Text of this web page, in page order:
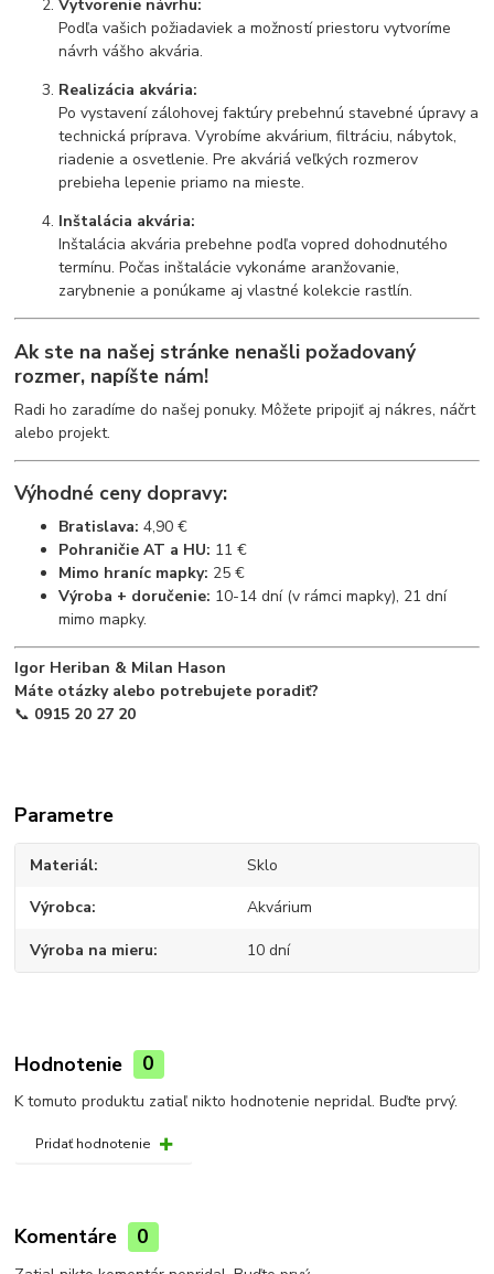
Vytvorenie návrhu:
Podľa vašich požiadaviek a možností priestoru vytvoríme
návrh vášho akvária.
Realizácia akvária:
Po vystavení zálohovej faktúry prebehnú stavebné úpravy a
technická príprava. Vyrobíme akvárium, filtráciu, nábytok,
riadenie a osvetlenie. Pre akváriá veľkých rozmerov
prebieha lepenie priamo na mieste.
Inštalácia akvária:
Inštalácia akvária prebehne podľa vopred dohodnutého
termínu. Počas inštalácie vykonáme aranžovanie,
zarybnenie a ponúkame aj vlastné kolekcie rastlín.
Ak ste na našej stránke nenašli požadovaný
rozmer, napíšte nám!
Radi ho zaradíme do našej ponuky. Môžete pripojiť aj nákres, náčrt
alebo projekt.
Výhodné ceny dopravy:
Bratislava: 4,90 €
Pohraničie AT a HU: 11 €
Mimo hraníc mapky: 25 €
Výroba + doručenie: 10-14 dní (v rámci mapky), 21 dní
mimo mapky.
Igor Heriban & Milan Hason
Máte otázky alebo potrebujete poradiť?
📞 0915 20 27 20
Parametre
Materiál Sklo
Výrobca Akvárium
Výroba na mieru 10 dní
Hodnotenie 0
K tomuto produktu zatiaľ nikto hodnotenie nepridal. Buďte prvý.
Pridať hodnotenie
Komentáre 0